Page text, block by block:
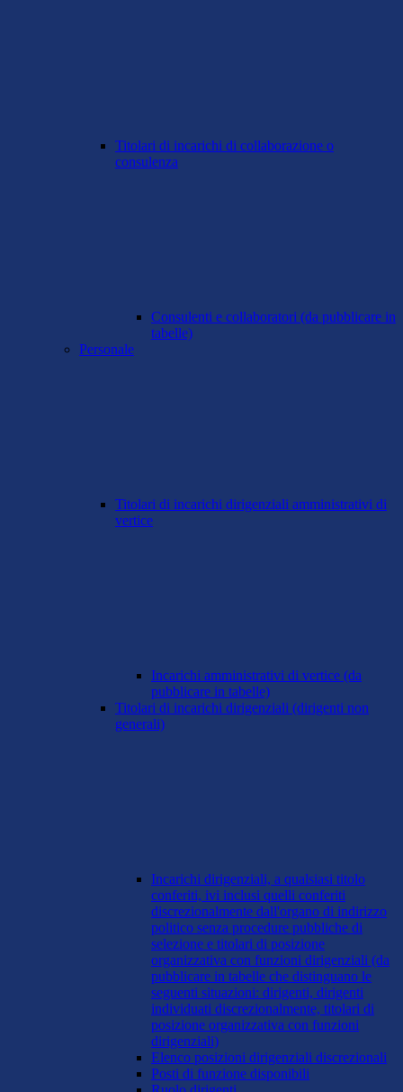
Titolari di incarichi di collaborazione o
consulenza
Consulenti e collaboratori (da pubblicare in
tabelle)
Personale
Titolari di incarichi dirigenziali amministrativi di
vertice
Incarichi amministrativi di vertice (da
pubblicare in tabelle)
Titolari di incarichi dirigenziali (dirigenti non
generali)
Incarichi dirigenziali, a qualsiasi titolo
conferiti, ivi inclusi quelli conferiti
discrezionalmente dall'organo di indirizzo
politico senza procedure pubbliche di
selezione e titolari di posizione
organizzativa con funzioni dirigenziali (da
pubblicare in tabelle che distinguano le
seguenti situazioni: dirigenti, dirigenti
individuati discrezionalmente, titolari di
posizione organizzativa con funzioni
dirigenziali)
Elenco posizioni dirigenziali discrezionali
Posti di funzione disponibili